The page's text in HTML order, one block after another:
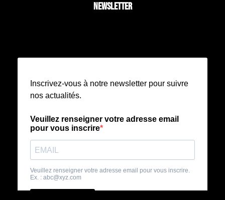
NEWSLETTER